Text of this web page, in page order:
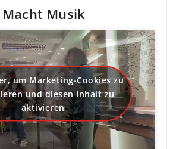
Musik
um Marketing-Cookies zu
und diesen Inhalt zu
aktivieren